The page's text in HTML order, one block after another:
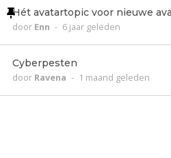
Hét avatartopic voor nieuwe
door Enn - 6 jaar geleden
Cyberpesten
door Ravena - 1 maand geleden